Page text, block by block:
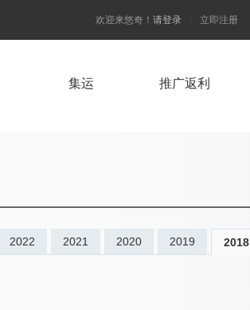
欢迎来悠奇！ 请登录 立即注册
集运 推广返利
2022 2021 2020 2019 2018